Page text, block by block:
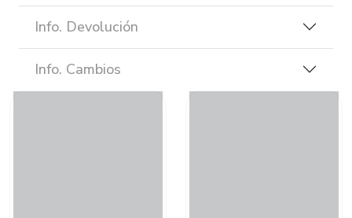
Info. Devolución
Info. Cambios